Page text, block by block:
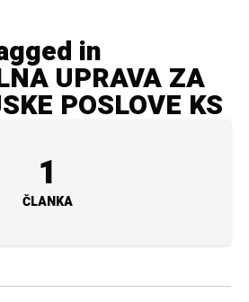
in
UPRAVA ZA
POSLOVE KS
1
ČLANKA